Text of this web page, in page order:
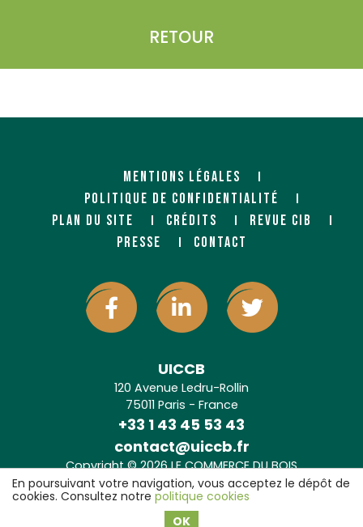
RETOUR
MENTIONS LÉGALES
POLITIQUE DE CONFIDENTIALITÉ
PLAN DU SITE
CRÉDITS
REVUE CIB
PRESSE
CONTACT
UICCB
120 Avenue Ledru-Rollin
75011 Paris - France
+33 1 43 45 53 43
contact@uiccb.fr
Copyright © 2026 LE COMMERCE DU BOIS
Agence web Paris: 6LAB
En poursuivant votre navigation, vous acceptez le dépôt de
cookies. Consultez notre politique cookies
OK